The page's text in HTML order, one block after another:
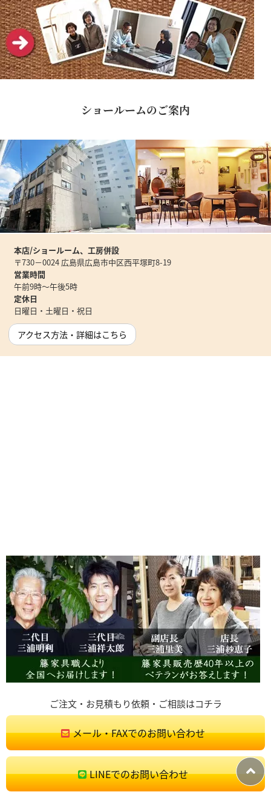
ショールームのご案内
本店/ショールーム、工房併設
〒730－0024 広島県広島市中区西平塚町8-19
営業時間
午前9時～午後5時
定休日
日曜日・土曜日・祝日
アクセス方法・詳細はこちら
ご注文・お見積もり依頼・ご相談はコチラ
メール・FAXでのお問い合わせ
LINEでのお問い合わせ